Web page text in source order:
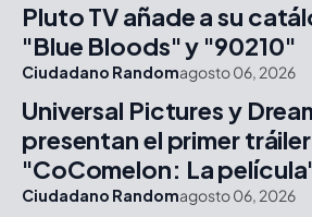
Pluto TV añade a su
"Blue Bloods" y "90210"
Ciudadano Randomagosto 06, 2026
Universal Pictures y
presentan el primer
"CoComelon: La
Ciudadano Randomagosto 06, 2026